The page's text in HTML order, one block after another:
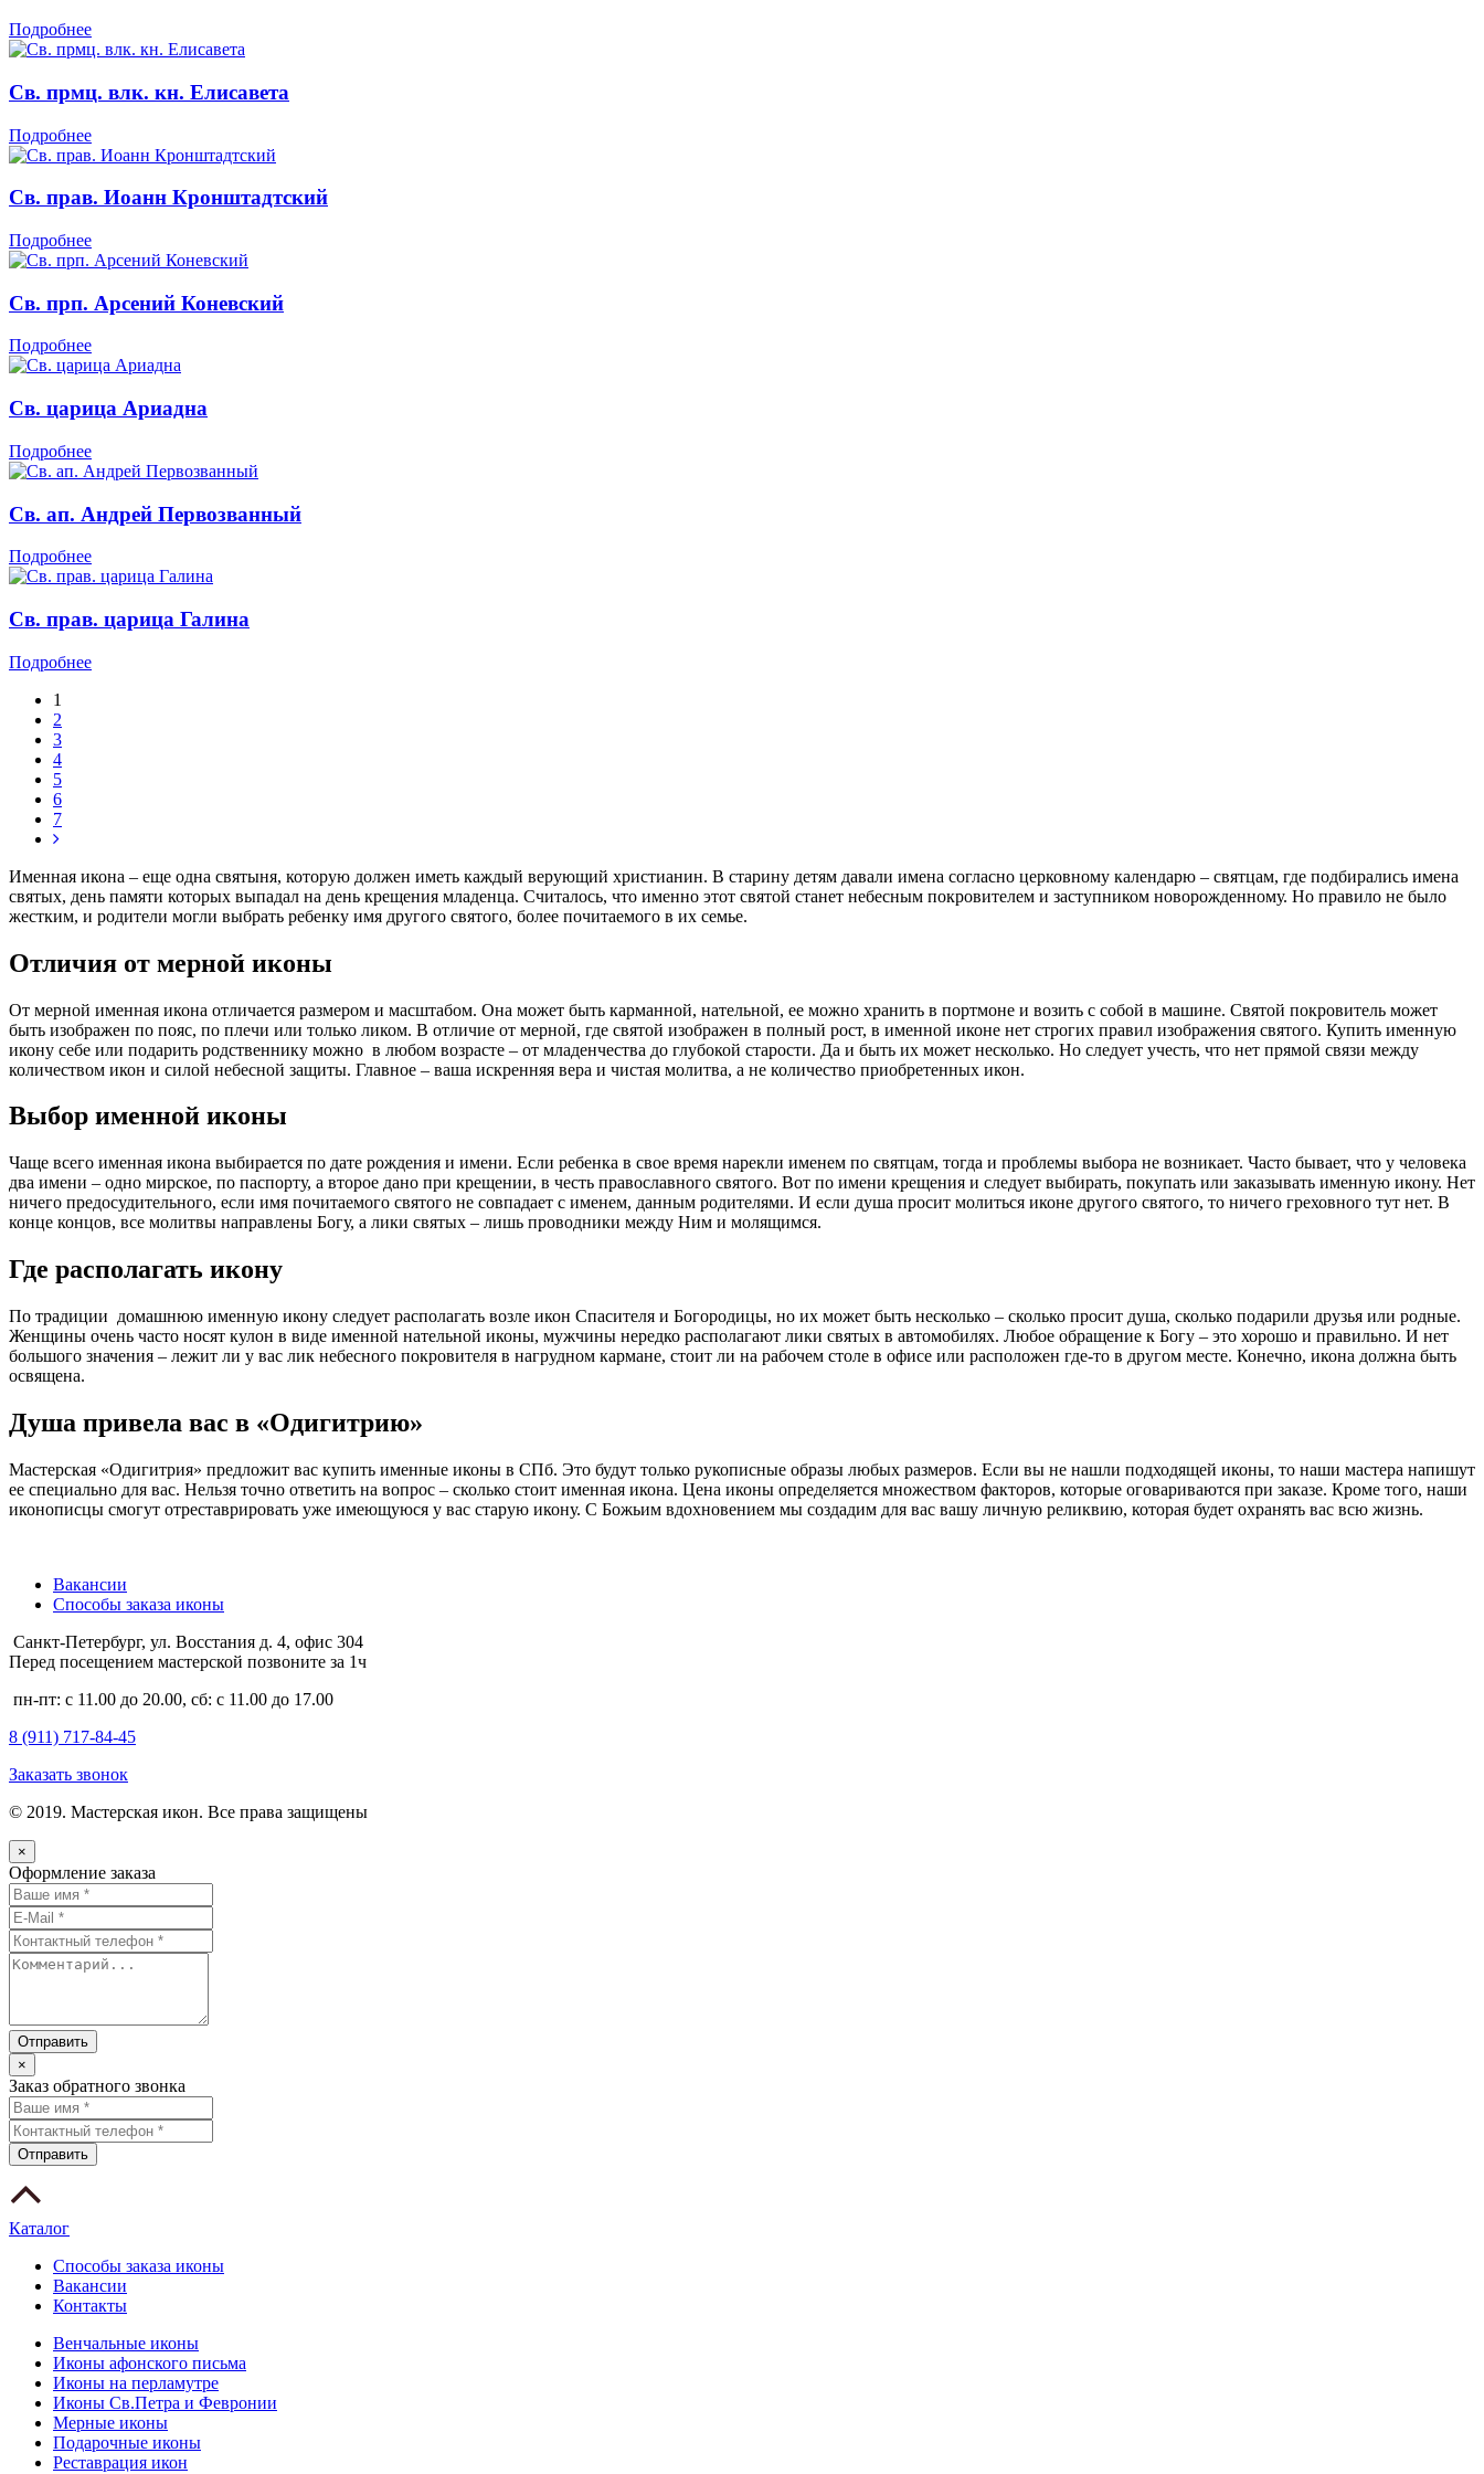
Подробнее
Св. прмц. влк. кн. Елисавета
Подробнее
Св. прав. Иоанн Кронштадтский
Подробнее
Св. прп. Арсений Коневский
Подробнее
Св. царица Ариадна
Подробнее
Св. ап. Андрей Первозванный
Подробнее
Св. прав. царица Галина
Подробнее
1
2
3
4
5
6
7
Именная икона – еще одна святыня, которую должен иметь каждый верующий христианин. В старину детям давали имена согласно церковному календарю – святцам, где подбирались имена
святых, день памяти которых выпадал на день крещения младенца. Считалось, что именно этот святой станет небесным покровителем и заступником новорожденному. Но правило не было
жестким, и родители могли выбрать ребенку имя другого святого, более почитаемого в их семье.
Отличия от мерной иконы
От мерной именная икона отличается размером и масштабом. Она может быть карманной, нательной, ее можно хранить в портмоне и возить с собой в машине. Святой покровитель может
быть изображен по пояс, по плечи или только ликом. В отличие от мерной, где святой изображен в полный рост, в именной иконе нет строгих правил изображения святого. Купить именную
икону себе или подарить родственнику можно в любом возрасте – от младенчества до глубокой старости. Да и быть их может несколько. Но следует учесть, что нет прямой связи между
количеством икон и силой небесной защиты. Главное – ваша искренняя вера и чистая молитва, а не количество приобретенных икон.
Выбор именной иконы
Чаще всего именная икона выбирается по дате рождения и имени. Если ребенка в свое время нарекли именем по святцам, тогда и проблемы выбора не возникает. Часто бывает, что у человека
два имени – одно мирское, по паспорту, а второе дано при крещении, в честь православного святого. Вот по имени крещения и следует выбирать, покупать или заказывать именную икону. Нет
ничего предосудительного, если имя почитаемого святого не совпадает с именем, данным родителями. И если душа просит молиться иконе другого святого, то ничего греховного тут нет. В
конце концов, все молитвы направлены Богу, а лики святых – лишь проводники между Ним и молящимся.
Где располагать икону
По традиции домашнюю именную икону следует располагать возле икон Спасителя и Богородицы, но их может быть несколько – сколько просит душа, сколько подарили друзья или родные.
Женщины очень часто носят кулон в виде именной нательной иконы, мужчины нередко располагают лики святых в автомобилях. Любое обращение к Богу – это хорошо и правильно. И нет
большого значения – лежит ли у вас лик небесного покровителя в нагрудном кармане, стоит ли на рабочем столе в офисе или расположен где-то в другом месте. Конечно, икона должна быть
освящена.
Душа привела вас в «Одигитрию»
Мастерская «Одигитрия» предложит вас купить именные иконы в СПб. Это будут только рукописные образы любых размеров. Если вы не нашли подходящей иконы, то наши мастера напишут
ее специально для вас. Нельзя точно ответить на вопрос – сколько стоит именная икона. Цена иконы определяется множеством факторов, которые оговариваются при заказе. Кроме того, наши
иконописцы смогут отреставрировать уже имеющуюся у вас старую икону. С Божьим вдохновением мы создадим для вас вашу личную реликвию, которая будет охранять вас всю жизнь.
Вакансии
Способы заказа иконы
Санкт-Петербург, ул. Восстания д. 4, офис 304
Перед посещением мастерской позвоните за 1ч
пн-пт: с 11.00 до 20.00, сб: с 11.00 до 17.00
8 (911) 717-84-45
Заказать звонок
© 2019. Мастерская икон. Все права защищены
×
Оформление заказа
×
Заказ обратного звонка
Каталог
Способы заказа иконы
Вакансии
Контакты
Венчальные иконы
Иконы афонского письма
Иконы на перламутре
Иконы Св.Петра и Февронии
Мерные иконы
Подарочные иконы
Реставрация икон